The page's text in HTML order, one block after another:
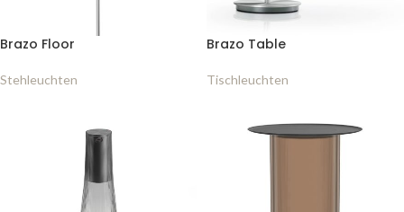
Brazo Floor
Stehleuchten
Brazo Table
Tischleuchten